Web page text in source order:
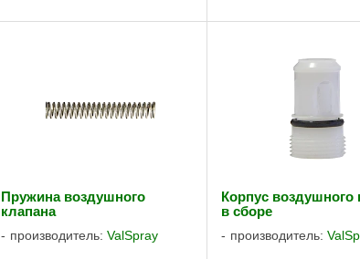
Пружина воздушного
клапана
производитель: ValSpray
Корпус воздушного
в сборе
производитель: